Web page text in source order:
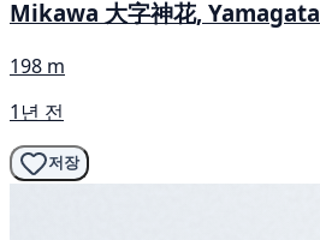
Mikawa 大字神花, Yamagata
198 m
1년 전
저장